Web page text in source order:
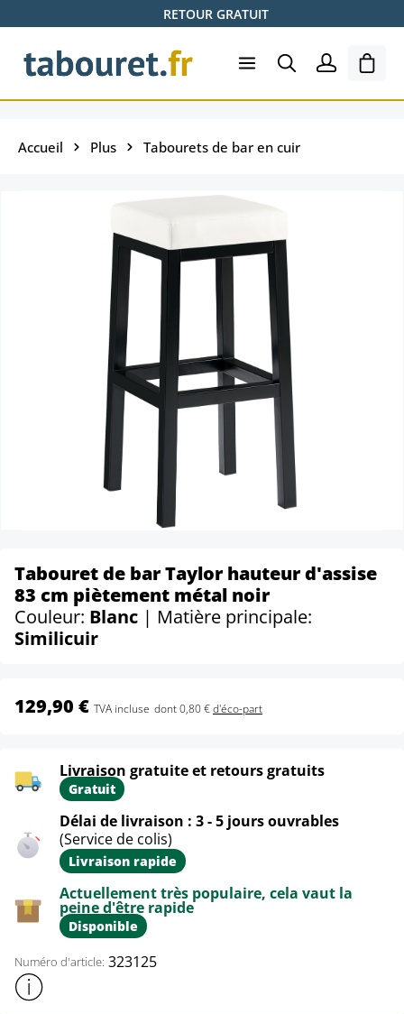
Passer au contenu principalRETOUR GRATUIT
Le
Accueil Plus Tabourets de bar en cuir
Tabouret de bar Taylor hauteur d'assise
83 cm piètement métal noir
Couleur: Blanc | Matière principale:
Similicuir
129,90 € TVA incluse dont 0,80 €d'éco-part
Livraison gratuite et retours gratuits
Gratuit
Délai de livraison : 3 - 5 jours ouvrables
(Service de colis)
Livraison rapide
Actuellement très populaire, cela vaut la
peine d'être rapide
Disponible
Numéro d'article: 323125
Afficher plus d'informations sur le produit